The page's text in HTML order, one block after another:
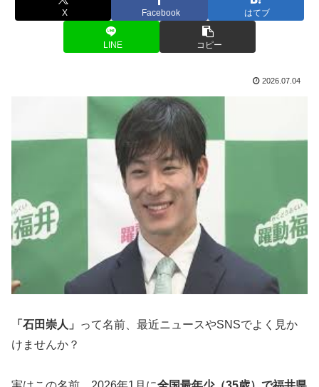
X Facebook はてブ
LINE コピー
2026.07.04
「石田崇人」
って名前、最近ニュースやSNSでよく見か
けませんか？